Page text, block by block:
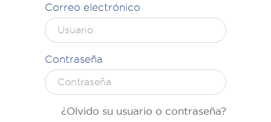
Correo electrónico
Contraseña
¿Olvido su usuario o contraseña?